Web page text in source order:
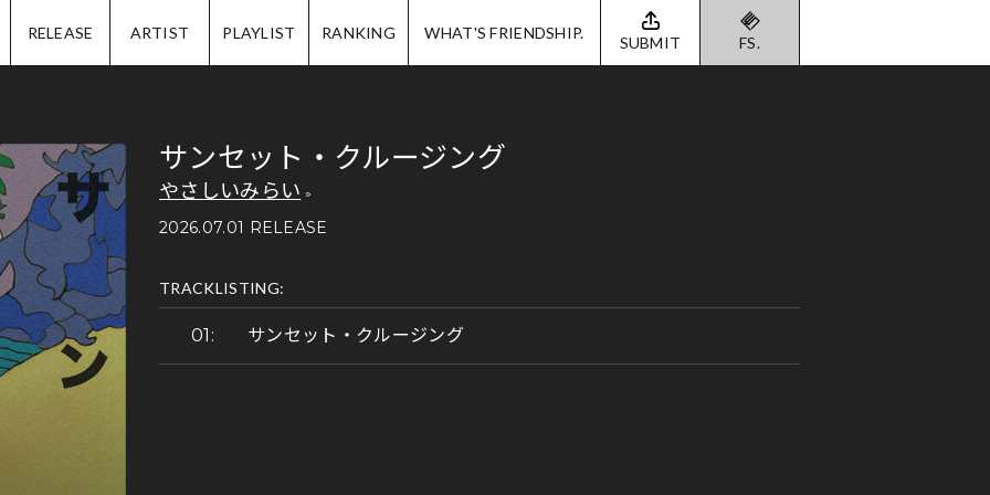
RELEASE ARTIST PLAYLIST RANKING WHAT'S FRIENDSHIP. SUBMIT FS.
サンセット・クルージング
やさしいみらい
2026.07.01 RELEASE
TRACKLISTING:
サンセット・クルージング